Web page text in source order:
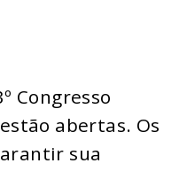
Congresso
abertas. Os
sua